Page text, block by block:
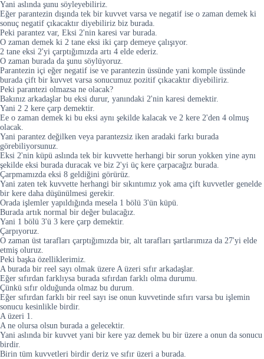
Yani aslında şunu söyleyebiliriz.
Eğer parantezin dışında tek bir kuvvet varsa ve negatif ise o zaman demek ki
sonuç negatif çıkacaktır diyebiliriz biz burada.
Peki parantez var, Eksi 2'nin karesi var burada.
O zaman demek ki 2 tane eksi iki çarp demeye çalışıyor.
2 tane eksi 2'yi çarptığımızda artı 4 elde ederiz.
O zaman burada da şunu söylüyoruz.
Parantezin içi eğer negatif ise ve parantezin üssünde yani komple üssünde
burada çift bir kuvvet varsa sonucumuz pozitif çıkacaktır diyebiliriz.
Peki parantezi olmazsa ne olacak?
Bakınız arkadaşlar bu eksi durur, yanındaki 2'nin karesi demektir.
Yani 2 2 kere çarp demektir.
Ee o zaman demek ki bu eksi aynı şekilde kalacak ve 2 kere 2'den 4 olmuş
olacak.
Yani parantez değilken veya parantezsiz iken aradaki farkı burada
görebiliyorsunuz.
Eksi 2'nin küpü aslında tek bir kuvvette herhangi bir sorun yokken yine aynı
şekilde eksi burada duracak ve biz 2'yi üç kere çarpacağız burada.
Çarpmamızda eksi 8 geldiğini görürüz.
Yani zaten tek kuvvette herhangi bir sıkıntımız yok ama çift kuvvetler genelde
bir kere daha düşünülmesi gerekir.
Orada işlemler yapıldığında mesela 1 bölü 3'ün küpü.
Burada artık normal bir değer bulacağız.
Yani 1 bölü 3'ü 3 kere çarp demektir.
Çarpıyoruz.
O zaman üst tarafları çarptığımızda bir, alt tarafları şartlarımıza da 27'yi elde
etmiş oluruz.
Peki başka özelliklerimiz.
A burada bir reel sayı olmak üzere A üzeri sıfır arkadaşlar.
Eğer sıfırdan farklıysa burada sıfırdan farklı olma durumu.
Çünkü sıfır olduğunda olmaz bu durum.
Eğer sıfırdan farklı bir reel sayı ise onun kuvvetinde sıfırı varsa bu işlemin
sonucu kesinlikle birdir.
A üzeri 1.
A ne olursa olsun burada a gelecektir.
Yani aslında bir kuvvet yani bir kere yaz demek bu bir üzere a onun da sonucu
birdir.
Birin tüm kuvvetleri birdir deriz ve sıfır üzeri a burada.